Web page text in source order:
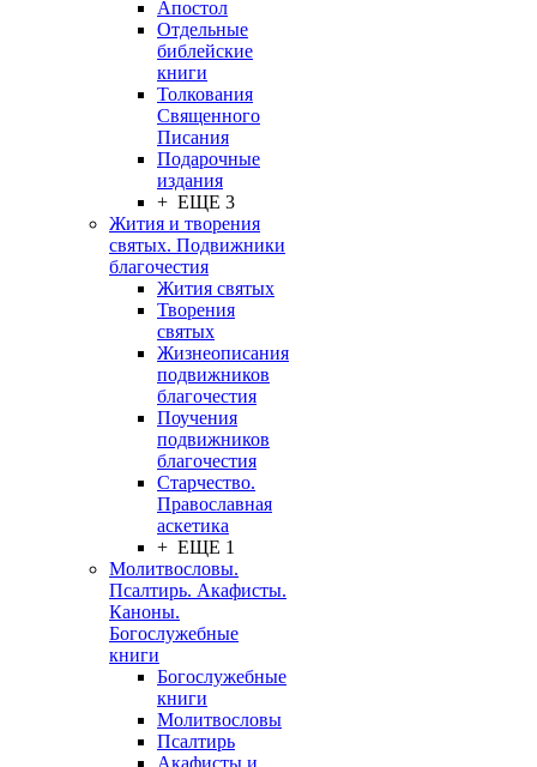
Апостол
Отдельные
библейские
книги
Толкования
Священного
Писания
Подарочные
издания
+ ЕЩЕ 3
Жития и творения
святых. Подвижники
благочестия
Жития святых
Творения
святых
Жизнеописания
подвижников
благочестия
Поучения
подвижников
благочестия
Старчество.
Православная
аскетика
+ ЕЩЕ 1
Молитвословы.
Псалтирь. Акафисты.
Каноны.
Богослужебные
книги
Богослужебные
книги
Молитвословы
Псалтирь
Акафисты и